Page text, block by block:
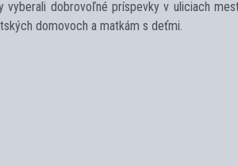
vyberali dobrovoľné príspevky v uliciach
domovoch a matkám s deťmi.
SHERYL